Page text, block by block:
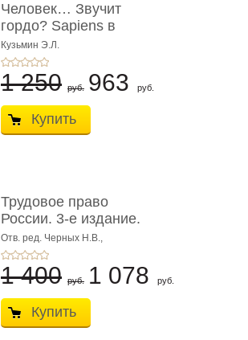
Человек… Звучит
гордо? Sapiens в
тенётах социума � ...
Кузьмин Э.Л.
1 250 руб. 963 руб.
Купить
Трудовое право
России. 3-е издание.
Учебник для ...
Отв. ред. Черных Н.В.,
Шестерякова И.В.
1 400 руб. 1 078 руб.
Купить